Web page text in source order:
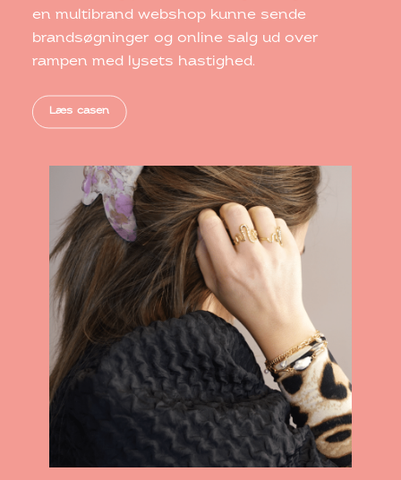
en multibrand webshop kunne sende
brandsøgninger og online salg ud over
rampen med lysets hastighed.
Læs casen